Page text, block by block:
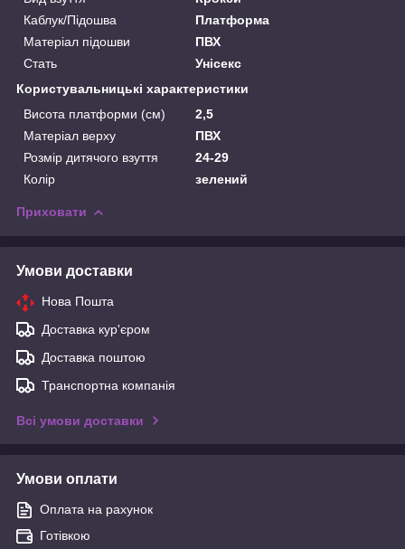
Каблук/Підошва
Платформа
Матеріал підошви
ПВХ
Стать
Унісекс
Користувальницькі характеристики
Висота платформи (см)
2,5
Матеріал верху
ПВХ
Розмір дитячого взуття
24-29
Колір
зелений
Приховати
Умови доставки
Нова Пошта
Доставка кур'єром
Доставка поштою
Транспортна компанія
Всі умови доставки
Умови оплати
Оплата на рахунок
Готівкою